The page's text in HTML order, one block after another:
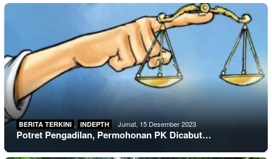
BERITA TERKINI , INDEPTH Jumat, 15 Desember 2023
Potret Pengadilan, Permohonan PK Dicabut…